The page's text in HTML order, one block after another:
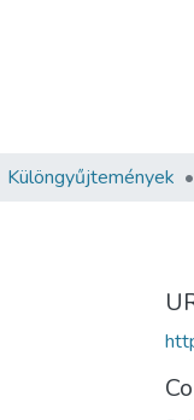
Különgyűjtemények